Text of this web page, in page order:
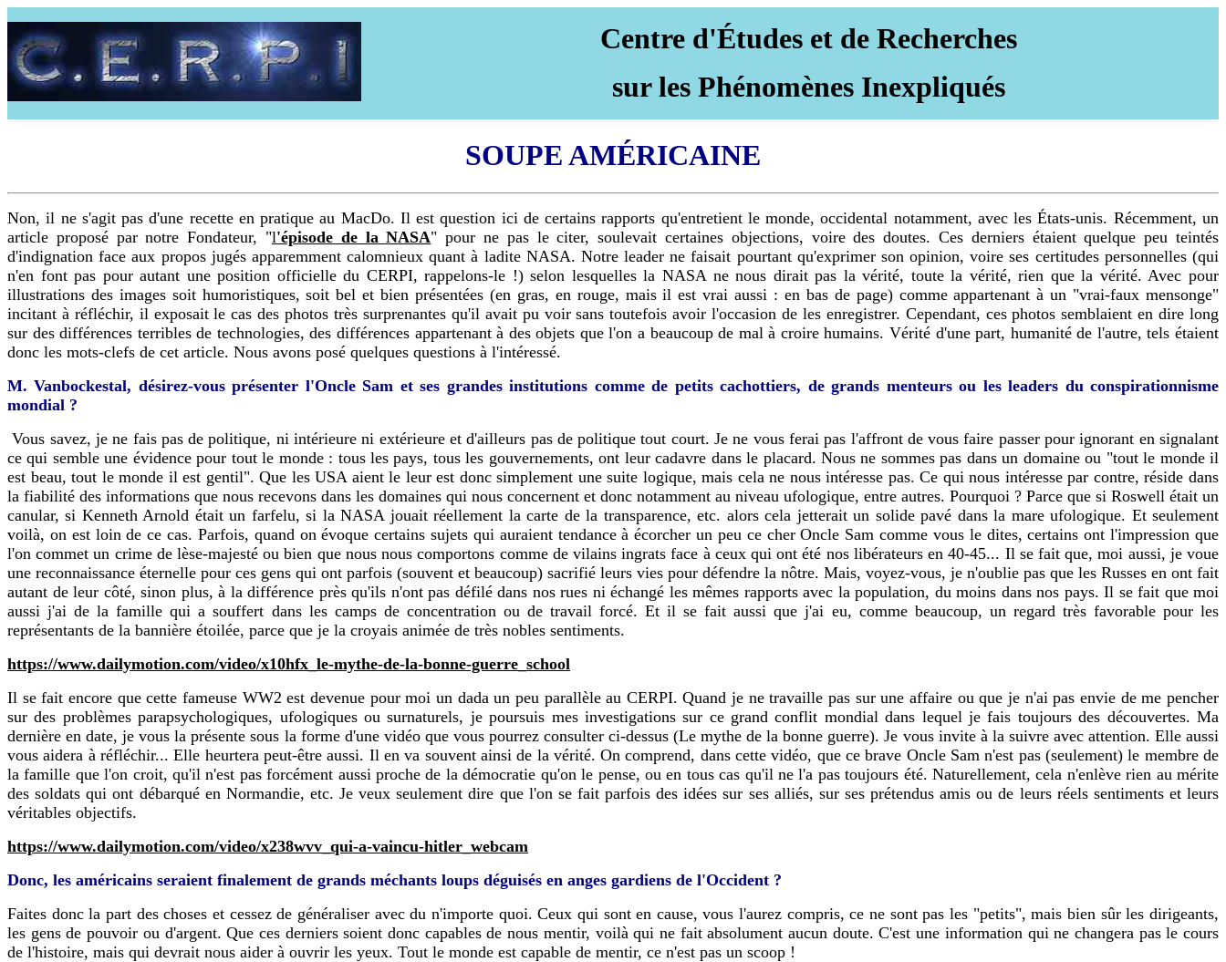
Centre d'Études et de Recherches
sur les Phénomènes Inexpliqués
SOUPE AMÉRICAINE
Non, il ne s'agit pas d'une recette en pratique au MacDo. Il est question ici de certains rapports qu'entretient le monde, occidental notamment, avec les États-unis. Récemment, un
article proposé par notre Fondateur, "l'épisode de la NASA" pour ne pas le citer, soulevait certaines objections, voire des doutes. Ces derniers étaient quelque peu teintés
d'indignation face aux propos jugés apparemment calomnieux quant à ladite NASA. Notre leader ne faisait pourtant qu'exprimer son opinion, voire ses certitudes personnelles (qui
n'en font pas pour autant une position officielle du CERPI, rappelons-le !) selon lesquelles la NASA ne nous dirait pas la vérité, toute la vérité, rien que la vérité. Avec pour
illustrations des images soit humoristiques, soit bel et bien présentées (en gras, en rouge, mais il est vrai aussi : en bas de page) comme appartenant à un "vrai-faux mensonge"
incitant à réfléchir, il exposait le cas des photos très surprenantes qu'il avait pu voir sans toutefois avoir l'occasion de les enregistrer. Cependant, ces photos semblaient en dire long
sur des différences terribles de technologies, des différences appartenant à des objets que l'on a beaucoup de mal à croire humains. Vérité d'une part, humanité de l'autre, tels étaient
donc les mots-clefs de cet article. Nous avons posé quelques questions à l'intéressé.
M. Vanbockestal, désirez-vous présenter l'Oncle Sam et ses grandes institutions comme de petits cachottiers, de grands menteurs ou les leaders du conspirationnisme
mondial ?
Vous savez, je ne fais pas de politique, ni intérieure ni extérieure et d'ailleurs pas de politique tout court. Je ne vous ferai pas l'affront de vous faire passer pour ignorant en signalant
ce qui semble une évidence pour tout le monde : tous les pays, tous les gouvernements, ont leur cadavre dans le placard. Nous ne sommes pas dans un domaine ou "tout le monde il
est beau, tout le monde il est gentil". Que les USA aient le leur est donc simplement une suite logique, mais cela ne nous intéresse pas. Ce qui nous intéresse par contre, réside dans
la fiabilité des informations que nous recevons dans les domaines qui nous concernent et donc notamment au niveau ufologique, entre autres. Pourquoi ? Parce que si Roswell était un
canular, si Kenneth Arnold était un farfelu, si la NASA jouait réellement la carte de la transparence, etc. alors cela jetterait un solide pavé dans la mare ufologique. Et seulement
voilà, on est loin de ce cas. Parfois, quand on évoque certains sujets qui auraient tendance à écorcher un peu ce cher Oncle Sam comme vous le dites, certains ont l'impression que
l'on commet un crime de lèse-majesté ou bien que nous nous comportons comme de vilains ingrats face à ceux qui ont été nos libérateurs en 40-45... Il se fait que, moi aussi, je voue
une reconnaissance éternelle pour ces gens qui ont parfois (souvent et beaucoup) sacrifié leurs vies pour défendre la nôtre. Mais, voyez-vous, je n'oublie pas que les Russes en ont fait
autant de leur côté, sinon plus, à la différence près qu'ils n'ont pas défilé dans nos rues ni échangé les mêmes rapports avec la population, du moins dans nos pays. Il se fait que moi
aussi j'ai de la famille qui a souffert dans les camps de concentration ou de travail forcé. Et il se fait aussi que j'ai eu, comme beaucoup, un regard très favorable pour les
représentants de la bannière étoilée, parce que je la croyais animée de très nobles sentiments.
https://www.dailymotion.com/video/x10hfx_le-mythe-de-la-bonne-guerre_school
Il se fait encore que cette fameuse WW2 est devenue pour moi un dada un peu parallèle au CERPI. Quand je ne travaille pas sur une affaire ou que je n'ai pas envie de me pencher
sur des problèmes parapsychologiques, ufologiques ou surnaturels, je poursuis mes investigations sur ce grand conflit mondial dans lequel je fais toujours des découvertes. Ma
dernière en date, je vous la présente sous la forme d'une vidéo que vous pourrez consulter ci-dessus (Le mythe de la bonne guerre). Je vous invite à la suivre avec attention. Elle aussi
vous aidera à réfléchir... Elle heurtera peut-être aussi. Il en va souvent ainsi de la vérité. On comprend, dans cette vidéo, que ce brave Oncle Sam n'est pas (seulement) le membre de
la famille que l'on croit, qu'il n'est pas forcément aussi proche de la démocratie qu'on le pense, ou en tous cas qu'il ne l'a pas toujours été. Naturellement, cela n'enlève rien au mérite
des soldats qui ont débarqué en Normandie, etc. Je veux seulement dire que l'on se fait parfois des idées sur ses alliés, sur ses prétendus amis ou de leurs réels sentiments et leurs
véritables objectifs.
https://www.dailymotion.com/video/x238wvv_qui-a-vaincu-hitler_webcam
Donc, les américains seraient finalement de grands méchants loups déguisés en anges gardiens de l'Occident ?
Faites donc la part des choses et cessez de généraliser avec du n'importe quoi. Ceux qui sont en cause, vous l'aurez compris, ce ne sont pas les "petits", mais bien sûr les dirigeants,
les gens de pouvoir ou d'argent. Que ces derniers soient donc capables de nous mentir, voilà qui ne fait absolument aucun doute. C'est une information qui ne changera pas le cours
de l'histoire, mais qui devrait nous aider à ouvrir les yeux. Tout le monde est capable de mentir, ce n'est pas un scoop !